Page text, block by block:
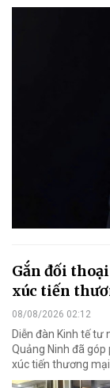
Gắn đối
xúc tiến
08/08/2026 02:12
Diễn đàn Kinh tế tư
Quảng Ninh đã
xúc tiến thương